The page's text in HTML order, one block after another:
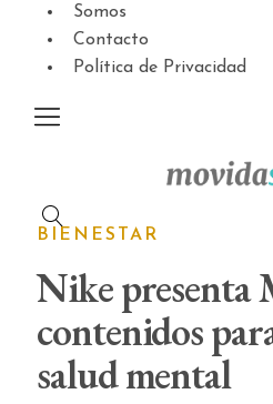
Somos
Contacto
Política de Privacidad
BIENESTAR
Nike presenta
contenidos
salud mental